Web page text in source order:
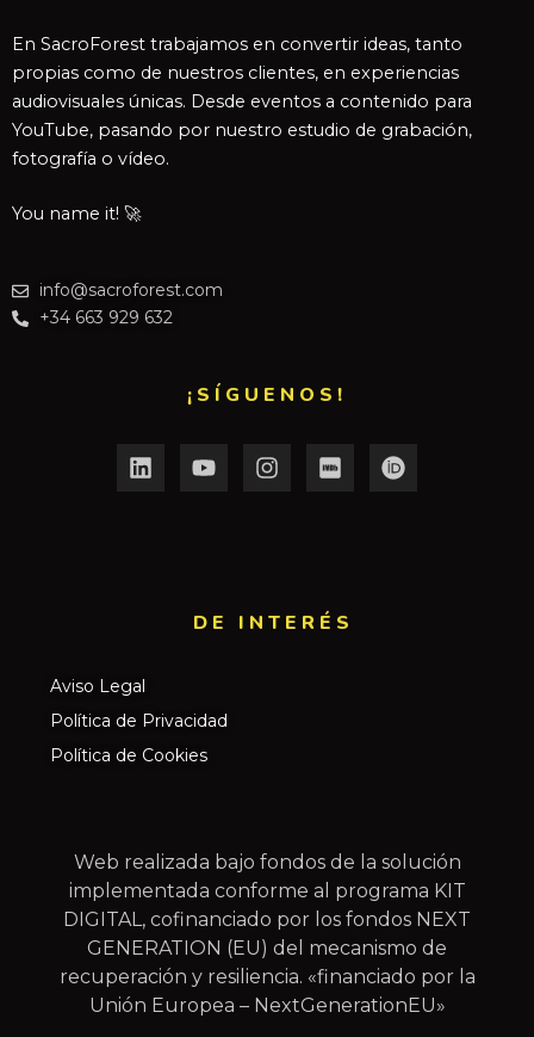
En SacroForest trabajamos en convertir ideas, tanto
propias como de nuestros clientes, en experiencias
audiovisuales únicas. Desde eventos a contenido para
YouTube, pasando por nuestro estudio de grabación,
fotografía o vídeo.
You name it! 🚀
info@sacroforest.com
+34 663 929 632
¡SÍGUENOS!
DE INTERÉS​
Aviso Legal
Política de Privacidad
Política de Cookies
Web realizada bajo fondos de la solución
implementada conforme al programa KIT
DIGITAL, cofinanciado por los fondos NEXT
GENERATION (EU) del mecanismo de
recuperación y resiliencia. «financiado por la
Unión Europea – NextGenerationEU»